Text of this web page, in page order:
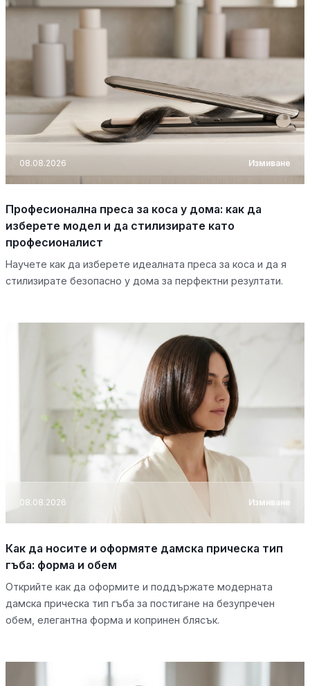
08.08.2026 Измиване
Професионална преса за коса у дома: как да
изберете модел и да стилизирате като
професионалист
Научете как да изберете идеалната преса за коса и да я
стилизирате безопасно у дома за перфектни резултати.
08.08.2026 Измиване
Как да носите и оформяте дамска прическа тип
гъба: форма и обем
Открийте как да оформите и поддържате модерната
дамска прическа тип гъба за постигане на безупречен
обем, елегантна форма и копринен блясък.